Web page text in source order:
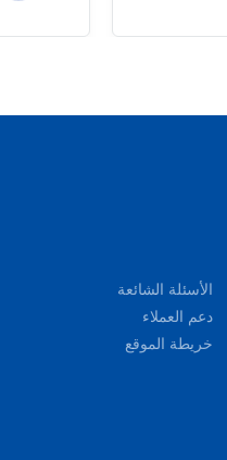
الأسئلة الشائعة
دعم العملاء
خريطة الموقع